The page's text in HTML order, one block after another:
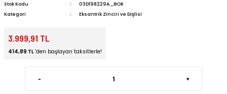
Stok Kodu
03D198229A_BOR
Kategori
Eksantrik Zinciri ve Dişlisi
3.999,91 TL
414,89 TL 'den başlayan taksitlerle!
- +